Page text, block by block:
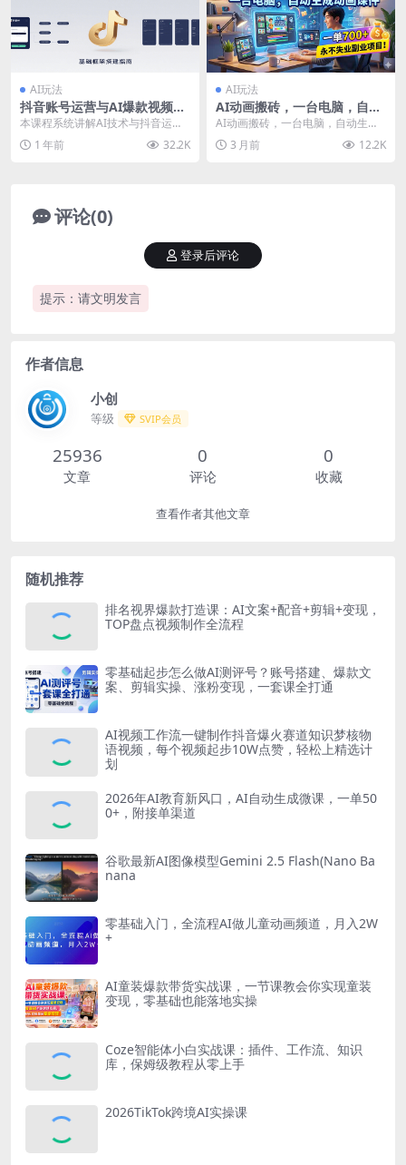
AI玩法
抖音账号运营与AI爆款视频打
造课：含账号搭建、运营及多
本课程系统讲解AI技术与抖音运营
的深度融合应用，涵盖账号搭建、
内容创作、收益变现...
1 年前 32.2K
AI玩法
AI动画搬砖，一台电脑，自动
生成动画课件，一单800+ 永
AI动画搬砖，一台电脑，自动生成
动画课件，一单800+ 永...
3 月前 12.2K
评论(0)
提示：请文明发言
登录后评论
作者信息
小创
等级 SVIP会员
25936
文章
0
评论
0
收藏
查看作者其他文章
随机推荐
排名视界爆款打造课：AI文案+配音+剪辑+变现，
TOP盘点视频制作全流程
零基础起步怎么做AI测评号？账号搭建、爆款文
案、剪辑实操、涨粉变现，一套课全打通
AI视频工作流一键制作抖音爆火赛道知识梦核物
语视频，每个视频起步10W点赞，轻松上精选计
划
2026年AI教育新风口，AI自动生成微课，一单50
0+，附接单渠道
谷歌最新AI图像模型Gemini 2.5 Flash(Nano Ba
nana
零基础入门，全流程AI做儿童动画频道，月入2W
+
AI童装爆款带货实战课，一节课教会你实现童装
变现，零基础也能落地实操
Coze智能体小白实战课：插件、工作流、知识
库，保姆级教程从零上手
2026TikTok跨境AI实操课